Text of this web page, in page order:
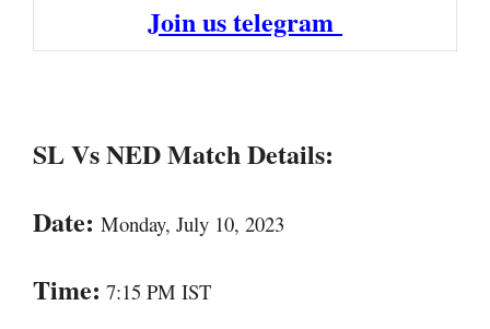
Join us telegram
SL Vs NED Match Details:
Date: Monday, July 10, 2023
Time: 7:15 PM IST